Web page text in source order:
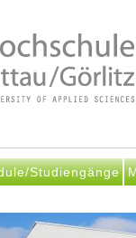
Studiengänge